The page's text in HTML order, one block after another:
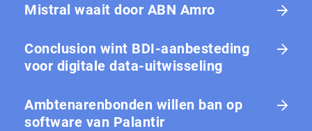
Mistral waait door ABN Amro
Conclusion wint BDI-aanbesteding
voor digitale data-uitwisseling
Ambtenarenbonden willen ban op
software van Palantir